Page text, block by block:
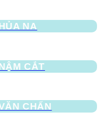
NA
CẮT
CHẤN